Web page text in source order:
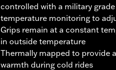
controlled with a military
temperature monitoring to
Grips remain at a constant
in outside temperature
Thermally mapped to provide
warmth during cold rides